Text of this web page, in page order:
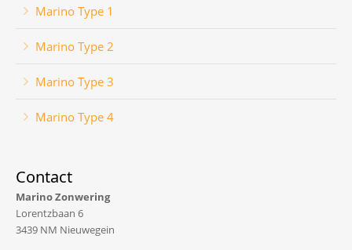
Marino Type 1
Marino Type 2
Marino Type 3
Marino Type 4
Contact
Marino Zonwering
Lorentzbaan 6
3439 NM Nieuwegein